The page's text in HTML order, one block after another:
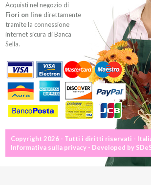
Acquisti nel negozio di
Fiori on line direttamente
tramite la connessione
internet sicura di Banca
Sella.
Copyright 2026 - Tutti i diritti riservati -
Informativa sulla privacy- Developed by